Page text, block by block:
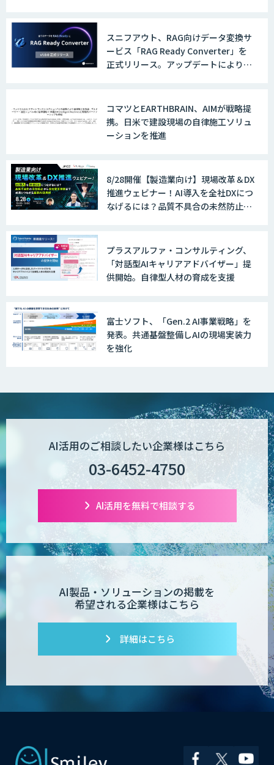
スニフアウト、RAG向けデータ変換サ
ービス「RAG Ready Converter」を
正式リリース。アップデートにより変
コマツとEARTHBRAIN、AIMが戦略提
携。日米で建設現場の自律施工ソリュ
ーションを推進
8/28開催【製造業向け】現場改革＆DX
推進ウェビナー！AI導入を全社DXにつ
なげるには？品質不具合の未然防止か
プラスアルファ・コンサルティング、
「対話型AIキャリアアドバイザー」提
供開始。自律型人材の育成を支援
富士ソフト、「Gen.2 AI事業戦略」を
発表。共通基盤整備しAIの現場実装力
を強化
AI活用のご相談したい企業様はこちら
03-6452-4750
AI活用を無料で相談する
AI製品・ソリューションの掲載を
希望される企業様はこちら
詳細はこちら